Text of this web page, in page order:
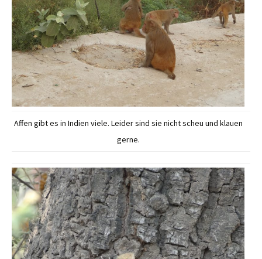
Affen gibt es in Indien viele. Leider sind sie nicht scheu und klauen
gerne.